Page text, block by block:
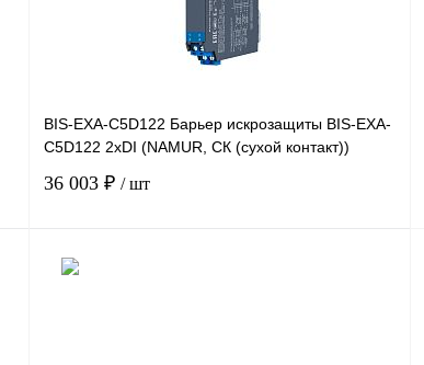
BIS-EXA-C5D122 Барьер искрозащиты BIS-EXA-
C5D122 2хDI (NAMUR, СК (сухой контакт))
36 003 ₽ / шт